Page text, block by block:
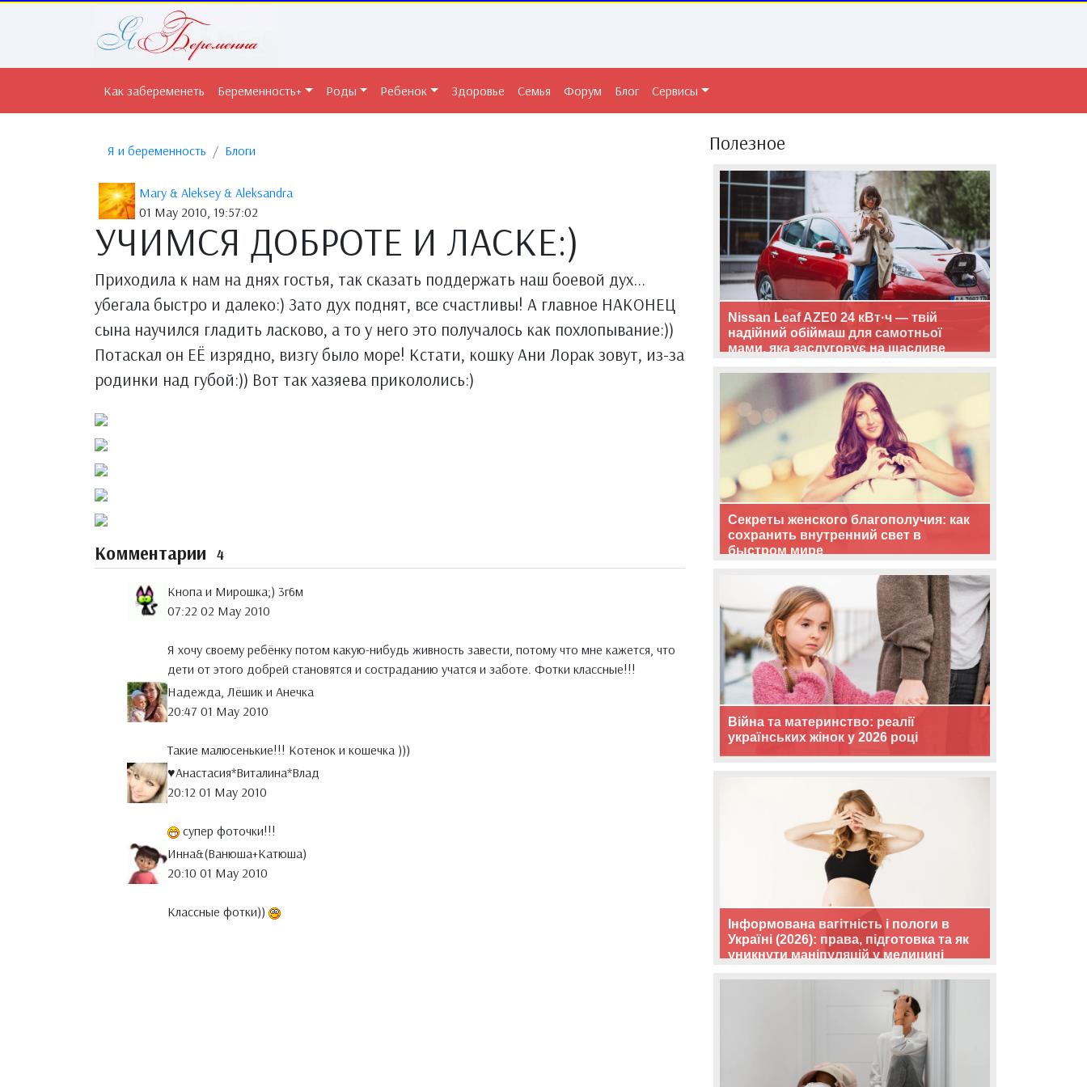
Как забеременеть Беременность+ Роды Ребенок Здоровье Семья Форум Блог Сервисы
Я и беременность Блоги
Mary & Aleksey & Aleksandra
01 May 2010, 19:57:02
УЧИМСЯ ДОБРОТЕ И ЛАСКЕ:)
Приходила к нам на днях гостья, так сказать поддержать наш боевой дух...
убегала быстро и далеко:) Зато дух поднят, все счастливы! А главное НАКОНЕЦ
сына научился гладить ласково, а то у него это получалось как похлопывание:))
Потаскал он ЕЁ изрядно, визгу было море! Кстати, кошку Ани Лорак зовут, из-за
родинки над губой:)) Вот так хазяева прикололись:)
Комментарии 4
Кнопа и Мирошка;) 3г6м
07:22 02 May 2010
Я хочу своему ребёнку потом какую-нибудь живность завести, потому что мне кажется, что
дети от этого добрей становятся и состраданию учатся и заботе. Фотки классные!!!
Надежда, Лёшик и Анечка
20:47 01 May 2010
Такие малюсенькие!!! Котенок и кошечка )))
♥Анастасия*Виталина*Влад
20:12 01 May 2010
супер фоточки!!!
Инна&(Ванюша+Катюша)
20:10 01 May 2010
Классные фотки))
Полезное
Nissan Leaf AZE0 24 кВт·ч — твій
надійний обіймаш для самотньої
мами, яка заслуговує на щасливе
Секреты женского благополучия: как
сохранить внутренний свет в
быстром мире
Війна та материнство: реалії
українських жінок у 2026 році
Інформована вагітність і пологи в
Україні (2026): права, підготовка та як
уникнути маніпуляцій у медицині